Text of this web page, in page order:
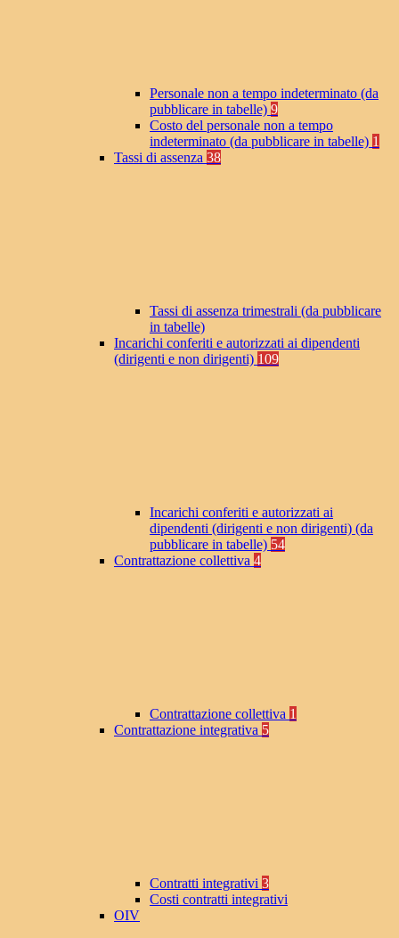
Personale non a tempo indeterminato (da
pubblicare in tabelle) 9
Costo del personale non a tempo
indeterminato (da pubblicare in tabelle) 1
Tassi di assenza 38
Tassi di assenza trimestrali (da pubblicare
in tabelle)
Incarichi conferiti e autorizzati ai dipendenti
(dirigenti e non dirigenti) 109
Incarichi conferiti e autorizzati ai
dipendenti (dirigenti e non dirigenti) (da
pubblicare in tabelle) 54
Contrattazione collettiva 4
Contrattazione collettiva 1
Contrattazione integrativa 5
Contratti integrativi 3
Costi contratti integrativi
OIV